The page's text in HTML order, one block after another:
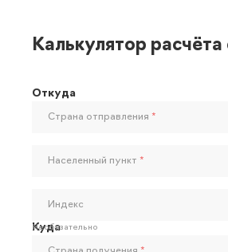
Калькулятор расчёта
Откуда
Страна отправления *
Населенный пункт *
Индекс
Необязательно
Куда